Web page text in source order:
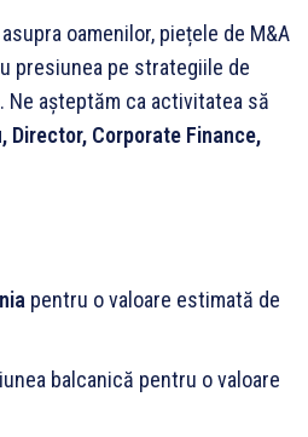
oamenilor, piețele de M&A
presiunea pe strategiile de
Ne așteptăm ca activitatea să
Director, Corporate Finance,
pentru o valoare estimată de
balcanică pentru o valoare